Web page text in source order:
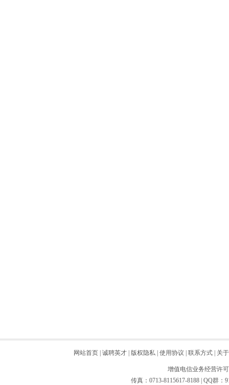
网站首页 诚聘英才 版权隐私 使用协议 联系方式 关
增值电信业务经营许
传真：0713-8115617-8188 | QQ群：